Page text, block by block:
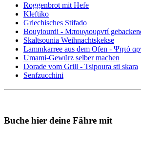
Roggenbrot mit Hefe
Kleftiko
Griechisches Stifado
Bouyiourdi - Μπουγιουρντί
Skaltsounia Weihnachtskekse
Lammkarree aus dem Ofen - Ψητό
Umami-Gewürz selber machen
Dorade vom Grill - Tsipoura sti skara
Senfzucchini
Buche hier deine Fähre mit